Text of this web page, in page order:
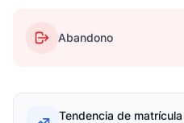
Abandono
Tendencia de matrícula